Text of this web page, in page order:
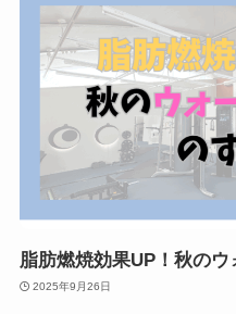
脂肪燃焼効果UP！秋の
2025年9月26日